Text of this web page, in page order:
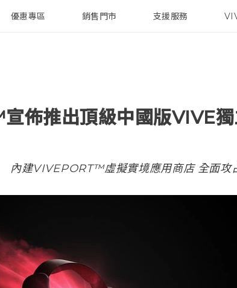
智慧型手機 配件
優惠專區
焦點訊息 校園專案 企業採購
銷售門市
銷售通路 支援服務
佈推出頂級中國版VIVE
內建VIVEPORT™虛擬實境應用商店 全面攻